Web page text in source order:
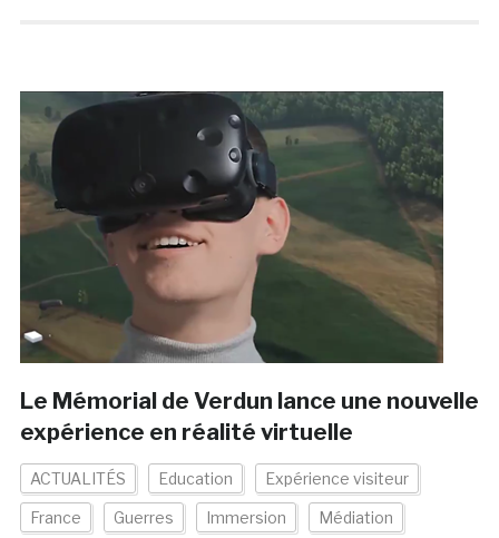
Le Mémorial de Verdun lance une nouvelle
expérience en réalité virtuelle
ACTUALITÉS Education Expérience visiteur
France Guerres Immersion Médiation